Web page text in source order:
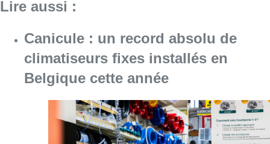
07 août 2026Consulter l'article "Canicule : un record